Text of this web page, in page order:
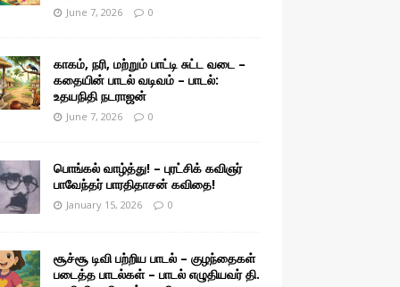
June 7, 2026 0
காகம், நரி, மற்றும் பாட்டி சுட்ட வடை –
கதையின் பாடல் வடிவம் – பாடல்:
உதயநிதி நடராஜன்
June 7, 2026 0
பொங்கல் வாழ்த்து! – புரட்சிக் கவிஞர்
பாவேந்தர் பாரதிதாசன் கவிதை!
January 15, 2026 0
சூச்சூ டிவி பற்றிய பாடல் – குழந்தைகள்
படைத்த பாடல்கள் – பாடல் எழுதியவர் தி.